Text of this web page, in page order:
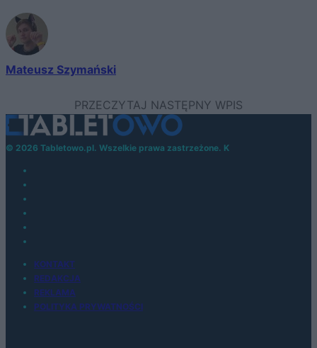
Mateusz Szymański
© 2026 Tabletowo.pl. Wszelkie prawa zastrzeżone. K
KONTAKT
REDAKCJA
REKLAMA
POLITYKA PRYWATNOŚCI